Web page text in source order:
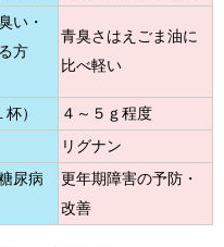
い・
方
青臭さはえごま油に
比べ軽い
）
４～５ｇ程度
リグナン
尿病
更年期障害の予防・
改善